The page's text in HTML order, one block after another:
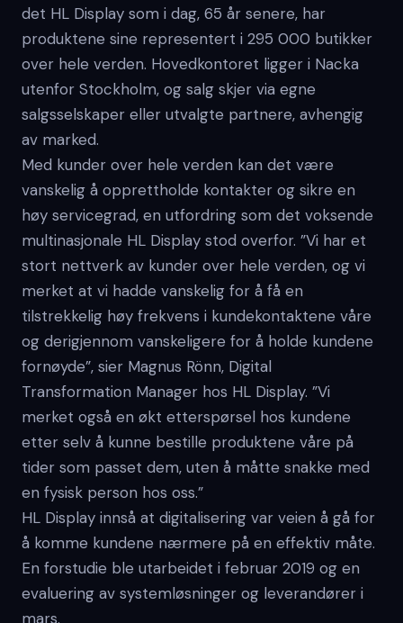
det HL Display som i dag, 65 år senere, har
produktene sine representert i 295 000 butikker
over hele verden. Hovedkontoret ligger i Nacka
utenfor Stockholm, og salg skjer via egne
salgsselskaper eller utvalgte partnere, avhengig
av marked.
Med kunder over hele verden kan det være
vanskelig å opprettholde kontakter og sikre en
høy servicegrad, en utfordring som det voksende
multinasjonale HL Display stod overfor. ”Vi har et
stort nettverk av kunder over hele verden, og vi
merket at vi hadde vanskelig for å få en
tilstrekkelig høy frekvens i kundekontaktene våre
og derigjennom vanskeligere for å holde kundene
fornøyde”, sier Magnus Rönn, Digital
Transformation Manager hos HL Display. ”Vi
merket også en økt etterspørsel hos kundene
etter selv å kunne bestille produktene våre på
tider som passet dem, uten å måtte snakke med
en fysisk person hos oss.”
HL Display innså at digitalisering var veien å gå for
å komme kundene nærmere på en effektiv måte.
En forstudie ble utarbeidet i februar 2019 og en
evaluering av systemløsninger og leverandører i
mars.